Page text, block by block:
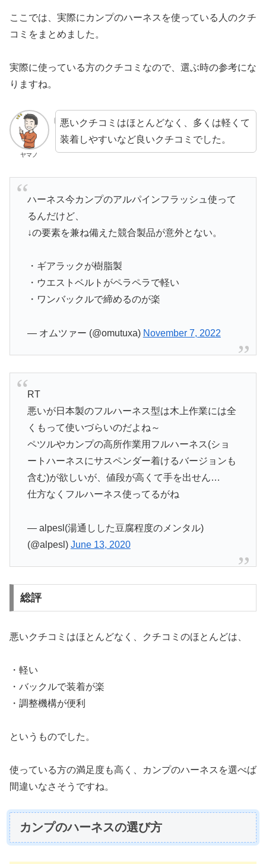
ここでは、実際にカンプのハーネスを使っている人のクチ
コミをまとめました。
実際に使っている方のクチコミなので、選ぶ時の参考にな
りますね。
ヤマノ
悪いクチコミはほとんどなく、多くは軽くて
装着しやすいなど良いクチコミでした。
ハーネス今カンプのアルパインフラッシュ使って
るんだけど、
↓の要素を兼ね備えた競合製品が意外とない。
・ギアラックが樹脂製
・ウエストベルトがペラペラで軽い
・ワンバックルで締めるのが楽
— オムツァー (@omutuxa) November 7, 2022
RT
悪いが日本製のフルハーネス型は木上作業には全
くもって使いづらいのだよね～
ペツルやカンプの高所作業用フルハーネス(ショ
ートハーネスにサスペンダー着けるバージョンも
含む)が欲しいが、値段が高くて手を出せん…
仕方なくフルハーネス使ってるがね
— alpesl(湯通しした豆腐程度のメンタル)
(@alpesl) June 13, 2020
総評
悪いクチコミはほとんどなく、クチコミのほとんどは、
・軽い
・バックルで装着が楽
・調整機構が便利
というものでした。
使っている方の満足度も高く、カンプのハーネスを選べば
間違いなさそうですね。
カンプのハーネスの選び方